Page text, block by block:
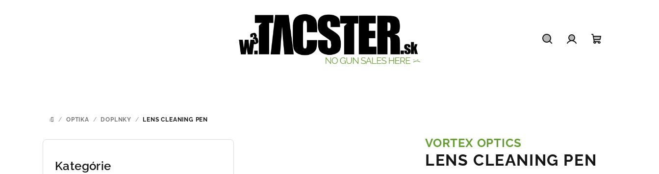
DOMOV
/ OPTIKA / DOPLNKY / LENS CLEANING PEN
B
Preskočiť
Kategórie
VORTEX OPTICS
LENS CLEANING PEN